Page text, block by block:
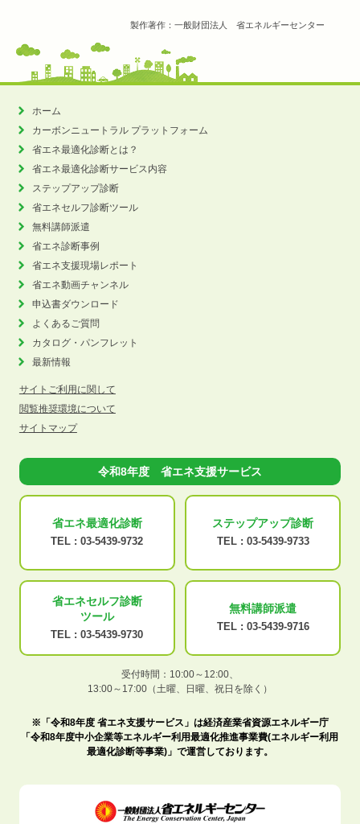
製作著作：一般財団法人 省エネルギーセンター
ホーム
カーボンニュートラル プラットフォーム
省エネ最適化診断とは？
省エネ最適化診断サービス内容
ステップアップ診断
省エネセルフ診断ツール
無料講師派遣
省エネ診断事例
省エネ支援現場レポート
省エネ動画チャンネル
申込書ダウンロード
よくあるご質問
カタログ・パンフレット
最新情報
サイトご利用に関して
閲覧推奨環境について
サイトマップ
令和8年度 省エネ支援サービス
省エネ最適化診断
TEL : 03-5439-9732
ステップアップ診断
TEL : 03-5439-9733
省エネセルフ診断
ツール
TEL : 03-5439-9730
無料講師派遣
TEL : 03-5439-9716
受付時間：10:00～12:00、
13:00～17:00（土曜、日曜、祝日を除く）
※「令和8年度 省エネ支援サービス」は経済産業省資源エネルギー庁
「令和8年度中小企業等エネルギー利用最適化推進事業費(エネルギー利用
最適化診断等事業)」で運営しております。